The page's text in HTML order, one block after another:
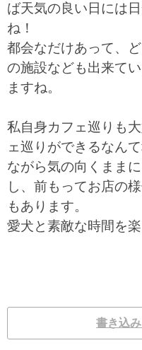
ば天気の良い日には
ね！
都会なだけあって、
の施設なども出来て
ますね。
私自身カフェ巡りも
ェ巡りができるなん
ながら気の向くまま
し、前もってお店の
もあります。
愛犬と素敵な時間を
書き込